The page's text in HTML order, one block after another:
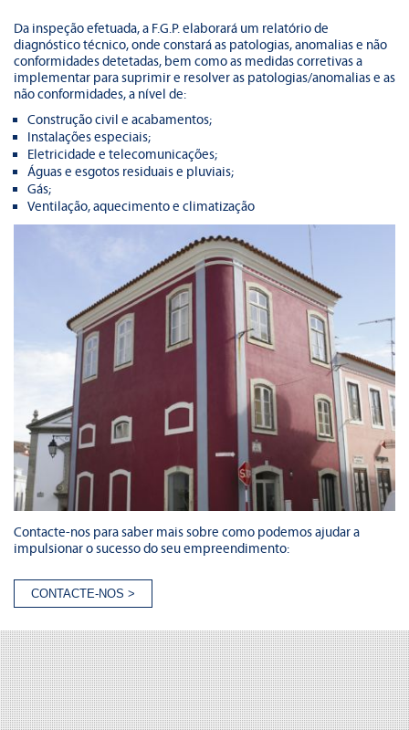
Da inspeção efetuada, a F.G.P. elaborará um relatório de
diagnóstico técnico, onde constará as patologias, anomalias e não
conformidades detetadas, bem como as medidas corretivas a
implementar para suprimir e resolver as patologias/anomalias e as
não conformidades, a nível de:
Construção civil e acabamentos;
Instalações especiais;
Eletricidade e telecomunicações;
Águas e esgotos residuais e pluviais;
Gás;
Ventilação, aquecimento e climatização
Contacte-nos para saber mais sobre como podemos ajudar a
impulsionar o sucesso do seu empreendimento: